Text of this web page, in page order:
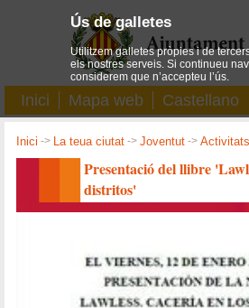
Inici Mapa web Castellano
Inici -> La teua ciutat ->Joventut ->
Presentació del llibre
distritos'
Ús de galletes
Utilitzem galletes pròpies i de
els nostres serveis. Si continueu
considerem que n’accepteu l’ús.